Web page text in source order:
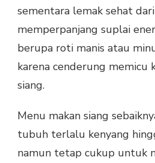
sementara lemak sehat
memperpanjang suplai
berupa roti manis atau
karena cenderung memicu
siang.
Menu makan siang
tubuh terlalu kenyang
namun tetap cukup untuk